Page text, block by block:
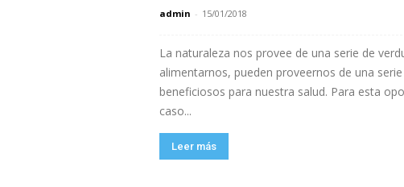
admin - 15/01/2018
La naturaleza nos provee de una serie de
alimentarnos, pueden proveernos de una
beneficiosos para nuestra salud. Para esta
caso...
Leer más